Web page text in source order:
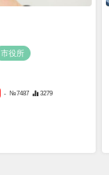
市役所
- №7487 3279